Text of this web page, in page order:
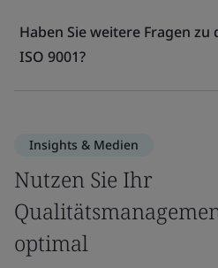
Haben Sie weitere Fragen
ISO 9001?
Insights & Medien
Nutzen Sie Ihr
optimal